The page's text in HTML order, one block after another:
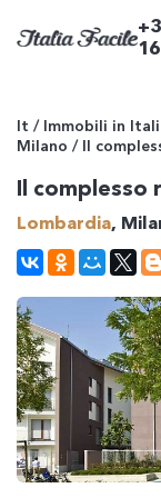
16
It / Immobili in
Milano / Il
Il complesso
Lombardia,